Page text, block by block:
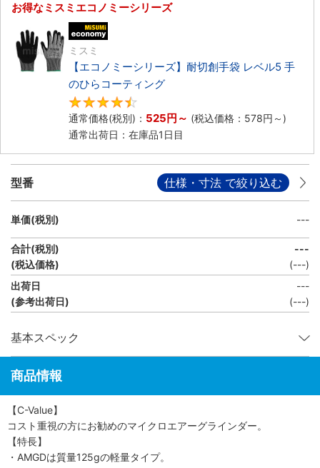
お得なミスミエコノミーシリーズ
ミスミ
【エコノミーシリーズ】耐切創手袋 レベル5 手
のひらコーティング
通常価格(税別)： 525円 ～ (税込価格： 578円 ～)
通常出荷日：在庫品1日目
型番 仕様・寸法 で絞り込む
単価(税別) ---
合計(税別)
(税込価格)
---
(---)
出荷日
(参考出荷日)
---
(---)
基本スペック
商品情報
【C-Value】
コスト重視の方にお勧めのマイクロエアーグラインダー。
【特長】
・AMGDは質量125gの軽量タイプ。